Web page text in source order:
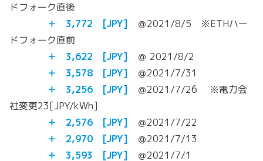
ドフォーク直後
＋ 3,772 [JPY] ＠2021/8/5 ※ETHハー
ドフォーク直前
＋ 3,622 [JPY] ＠ 2021/8/2
＋ 3,578 [JPY] ＠2021/7/31
＋ 3,256 [JPY] ＠2021/7/26 ※電力会
社変更23[JPY/kWh]
＋ 2,576 [JPY] ＠2021/7/22
＋ 2,970 [JPY] ＠2021/7/13
＋ 3,593 [JPY] ＠2021/7/1